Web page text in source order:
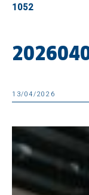
1052
13/04/2026